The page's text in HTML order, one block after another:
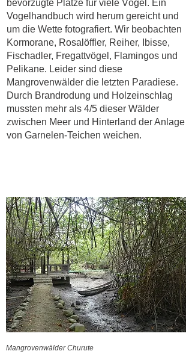
bevorzugte Plätze für viele Vögel. Ein
Vogelhandbuch wird herum gereicht und
um die Wette fotografiert. Wir beobachten
Kormorane, Rosalöffler, Reiher, Ibisse,
Fischadler, Fregattvögel, Flamingos und
Pelikane. Leider sind diese
Mangrovenwälder die letzten Paradiese.
Durch Brandrodung und Holzeinschlag
mussten mehr als 4/5 dieser Wälder
zwischen Meer und Hinterland der Anlage
von Garnelen-Teichen weichen.
Mangrovenwälder Churute